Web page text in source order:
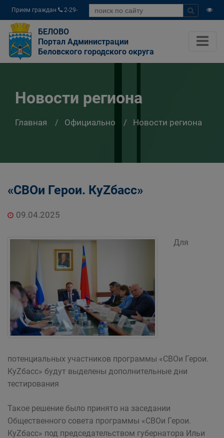
Прием граждан
2-29-
04
БЕЛОВО
Портал Администрации
Беловского городского округа
Новости региона
Главная Официально Новости региона
«СВОи Герои. КуZбасс»
09.04.2025
Для
потенциальных участников программы «СВОи Герои.
КуZбасс» будут выделены дополнительные дни
тестирования
Такое решение было принято на заседании
Общественного совета программы «СВОи Герои.
КуZбасс» под председательством губернатора Ильи